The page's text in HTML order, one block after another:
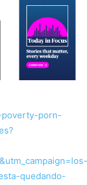
porn-
quedando-